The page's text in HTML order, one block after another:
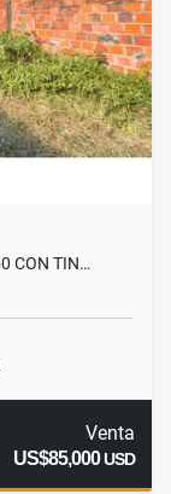
CON TIN…
Venta
US$85,000USD